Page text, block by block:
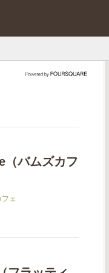
（バムズカフ
フェ